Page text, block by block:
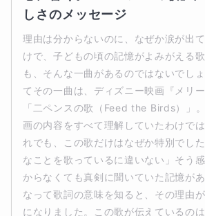
しさのメッセージ
理由は分からないのに、なぜか涙が出
けで、子どもの頃の記憶がよみがえる
も、そんな一曲があるのではないでし
てその一曲は、ディズニー映画『メリ
「二ペンスの歌（Feed the Birds）」
画の内容をすべて理解していたわけで
れでも、この歌だけはなぜか特別でし
なことを歌っているに違いない」そう
からなくても真剣に聞いていた記憶が
なって歌詞の意味を知ると、その理由
になりました。この歌が伝えているの